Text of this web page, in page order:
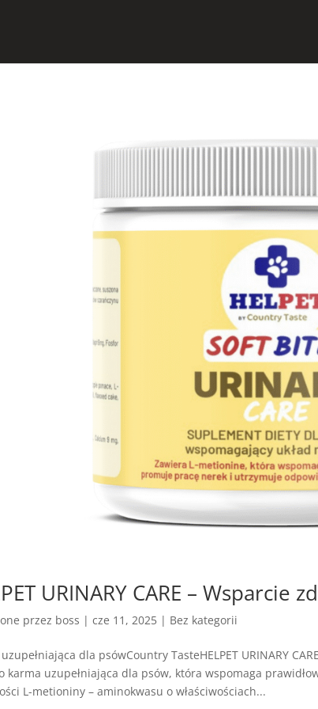
URINARY CARE – Wsparcie
przez boss |cze 11, 2025 | Bez kategorii
dla psówCountry TasteHELPET URINARY
karma uzupełniająca dla psów, która wspomaga
L-metioniny – aminokwasu o właściwościach...